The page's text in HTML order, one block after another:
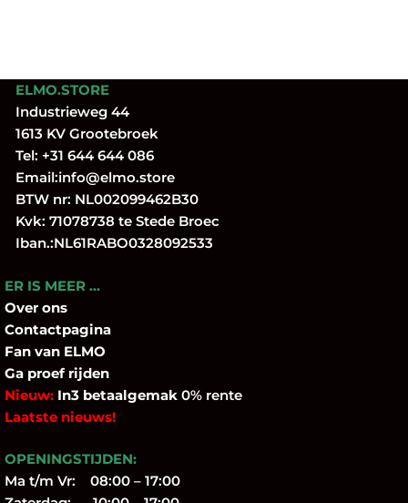
ELMO.STORE
Industrieweg 44
1613 KV Grootebroek
Tel: +31 644 644 086
Email:info@elmo.store
BTW nr: NL002099462B30
Kvk: 71078738 te Stede Broec
Iban.:NL61RABO0328092533
ER IS MEER …
Over ons
Contactpagina
Fan van ELMO
Ga proef rijden
Nieuw: In3 betaalgemak 0% rente
Laatste nieuws!
OPENINGSTIJDEN:
Ma t/m Vr: 08:00 – 17:00